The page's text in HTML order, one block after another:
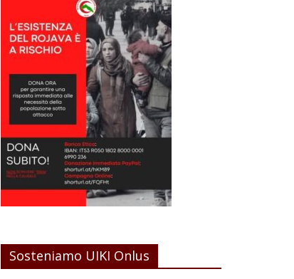
Sosteniamo UIKI Onlus